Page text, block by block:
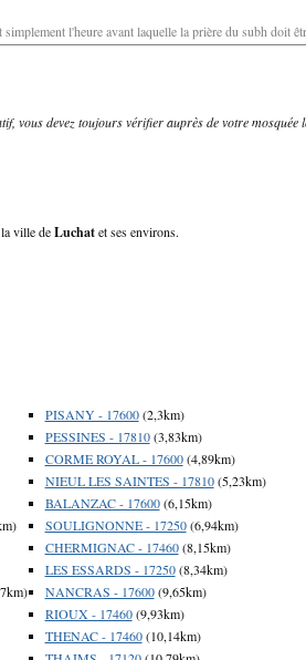
l'heure avant laquelle la prière du subh doit
vous devez toujours vérifier auprès de votre mosquée
ville deLuchatet ses environs.
PISANY - 17600(2,3km)
PESSINES - 17810(3,83km)
CORME ROYAL - 17600(4,89km)
NIEUL LES SAINTES - 17810(5,23km)
BALANZAC - 17600(6,15km)
SOULIGNONNE - 17250(6,94km)
CHERMIGNAC - 17460(8,15km)
LES ESSARDS - 17250(8,34km)
NANCRAS - 17600(9,65km)
RIOUX - 17460(9,93km)
THENAC - 17460(10,14km)